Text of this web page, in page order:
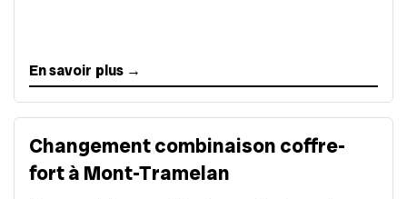
En savoir plus →
Changement combinaison coffre-
fort à Mont-Tramelan